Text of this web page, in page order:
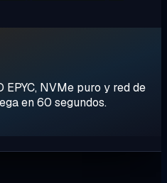
EPYC, NVMe puro y red de
en 60 segundos.